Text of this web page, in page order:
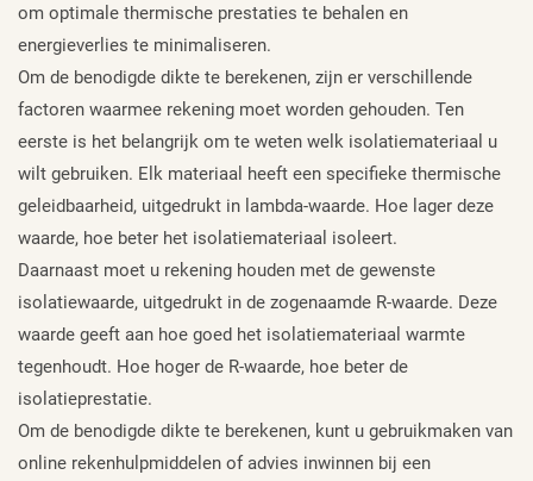
om optimale thermische prestaties te behalen en
energieverlies te minimaliseren.
Om de benodigde dikte te berekenen, zijn er verschillende
factoren waarmee rekening moet worden gehouden. Ten
eerste is het belangrijk om te weten welk isolatiemateriaal u
wilt gebruiken. Elk materiaal heeft een specifieke thermische
geleidbaarheid, uitgedrukt in lambda-waarde. Hoe lager deze
waarde, hoe beter het isolatiemateriaal isoleert.
Daarnaast moet u rekening houden met de gewenste
isolatiewaarde, uitgedrukt in de zogenaamde R-waarde. Deze
waarde geeft aan hoe goed het isolatiemateriaal warmte
tegenhoudt. Hoe hoger de R-waarde, hoe beter de
isolatieprestatie.
Om de benodigde dikte te berekenen, kunt u gebruikmaken van
online rekenhulpmiddelen of advies inwinnen bij een